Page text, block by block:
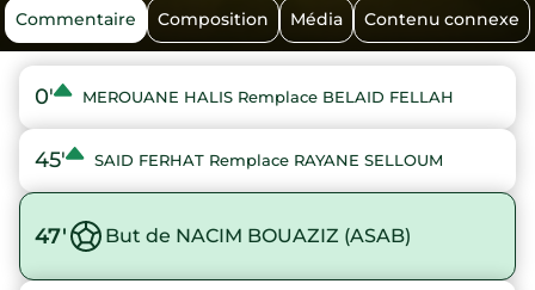
Commentaire Composition Média Contenu connexe
0' MEROUANE HALIS Remplace BELAID FELLAH
45' SAID FERHAT Remplace RAYANE SELLOUM
47' But de NACIM BOUAZIZ (ASAB)